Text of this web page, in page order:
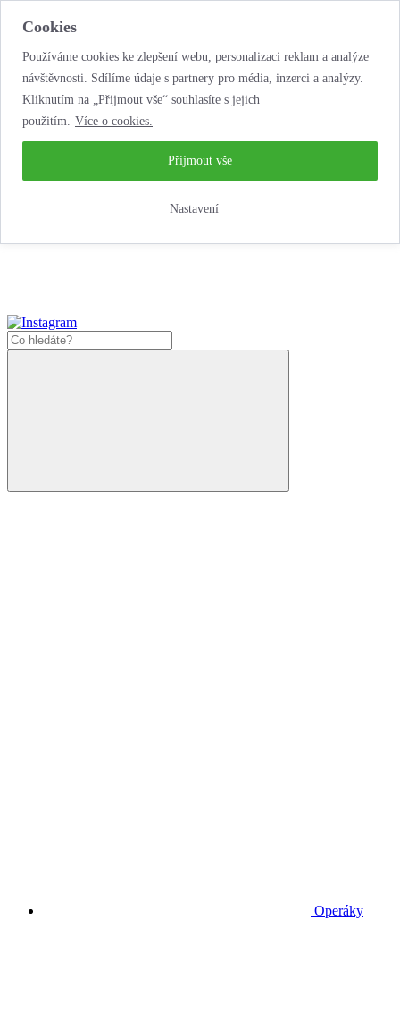
Cookies
Používáme cookies ke zlepšení webu, personalizaci reklam a analýze
návštěvnosti. Sdílíme údaje s partnery pro média, inzerci a analýzy.
Kliknutím na „Přijmout vše“ souhlasíte s jejich
použitím. Více o cookies.
Nastavení
Přijmout vše
...neobyčejná jízda životem!
Operáky